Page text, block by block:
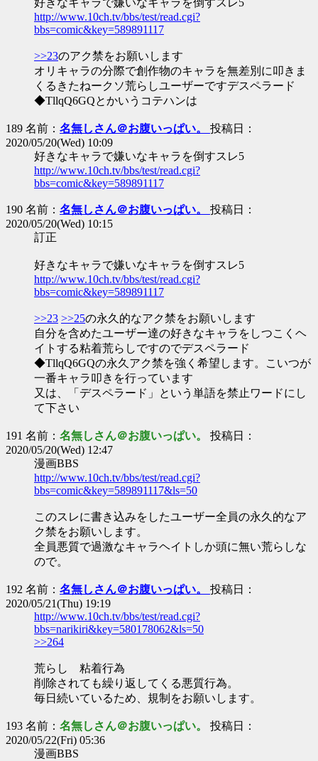
好きなキャラで嫌いなキャラを倒すスレ5
http://www.10ch.tv/bbs/test/read.cgi?
bbs=comic&key=589891117
>>23のアク禁をお願いします
オリキャラの分際で創作物のキャラを無差別に叩きま
くるきたねークソ荒らしユーザーですデスペラード
◆TllqQ6GQとかいうコテハンは
189 名前： 名無しさん＠お腹いっぱい。 投稿日：
2020/05/20(Wed) 10:09
好きなキャラで嫌いなキャラを倒すスレ5
http://www.10ch.tv/bbs/test/read.cgi?
bbs=comic&key=589891117
190 名前： 名無しさん＠お腹いっぱい。 投稿日：
2020/05/20(Wed) 10:15
訂正
好きなキャラで嫌いなキャラを倒すスレ5
http://www.10ch.tv/bbs/test/read.cgi?
bbs=comic&key=589891117
>>23 >>25の永久的なアク禁をお願いします
自分を含めたユーザー達の好きなキャラをしつこくヘ
イトする粘着荒らしですのでデスペラード
◆TllqQ6GQの永久アク禁を強く希望します。こいつが
一番キャラ叩きを行っています
又は、「デスペラード」という単語を禁止ワードにし
て下さい
191 名前： 名無しさん＠お腹いっぱい。 投稿日：
2020/05/20(Wed) 12:47
漫画BBS
http://www.10ch.tv/bbs/test/read.cgi?
bbs=comic&key=589891117&ls=50
このスレに書き込みをしたユーザー全員の永久的なア
ク禁をお願いします。
全員悪質で過激なキャラヘイトしか頭に無い荒らしな
ので。
192 名前： 名無しさん＠お腹いっぱい。 投稿日：
2020/05/21(Thu) 19:19
http://www.10ch.tv/bbs/test/read.cgi?
bbs=narikiri&key=580178062&ls=50
>>264
荒らし 粘着行為
削除されても繰り返してくる悪質行為。
毎日続いているため、規制をお願いします。
193 名前： 名無しさん＠お腹いっぱい。 投稿日：
2020/05/22(Fri) 05:36
漫画BBS